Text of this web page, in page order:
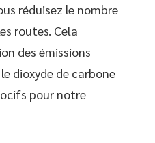
réduisez le nombre
routes. Cela
des émissions
dioxyde de carbone
pour notre